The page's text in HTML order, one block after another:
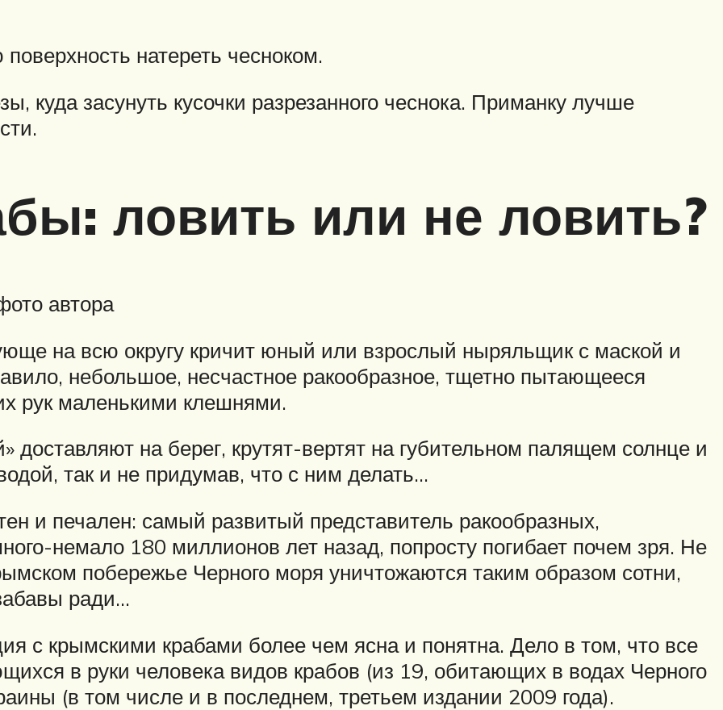
натереть чесноком.
куда засунуть кусочки разрезанного чеснока. Приманку лучше
ловить или не ловить?
автора
на всю округу кричит юный или взрослый ныряльщик с маской и
небольшое, несчастное ракообразное, тщетно пытающееся
рук маленькими клешнями.
на берег, крутят-вертят на губительном палящем солнце и
так и не придумав, что с ним делать…
и печален: самый развитый представитель ракообразных,
немало 180 миллионов лет назад, попросту погибает почем зря. Не
побережье Черного моря уничтожаются таким образом сотни,
ради…
с крымскими крабами более чем ясна и понятна. Дело в том, что все
в руки человека видов крабов (из 19, обитающих в водах Черного
(в том числе и в последнем, третьем издании 2009 года).